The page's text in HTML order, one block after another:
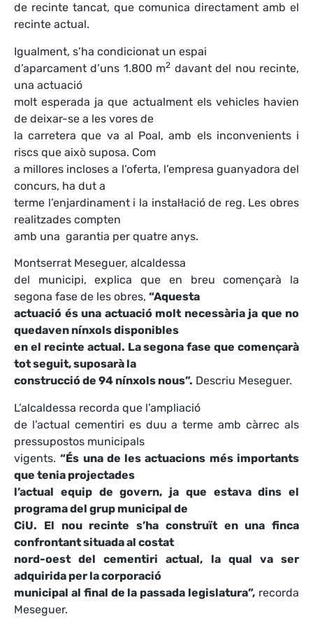
de recinte tancat, que comunica directament amb el
recinte actual.
Igualment, s’ha condicionat un espai
d’aparcament d’uns 1.800 m2 davant del nou recinte,
una actuació
molt esperada ja que actualment els vehicles havien
de deixar-se a les vores de
la carretera que va al Poal, amb els inconvenients i
riscs que això suposa. Com
a millores incloses a l’oferta, l’empresa guanyadora del
concurs, ha dut a
terme l’enjardinament i la instal·lació de reg. Les obres
realitzades compten
amb una garantia per quatre anys.
Montserrat Meseguer, alcaldessa
del municipi, explica que en breu començarà la
segona fase de les obres, “Aquesta
actuació és una actuació molt necessària ja que no
quedaven nínxols disponibles
en el recinte actual. La segona fase que començarà
tot seguit, suposarà la
construcció de 94 nínxols nous”. Descriu Meseguer.
L’alcaldessa recorda que l’ampliació
de l’actual cementiri es duu a terme amb càrrec als
pressupostos municipals
vigents.“És una de les actuacions més importants
que tenia projectades
l’actual equip de govern, ja que estava dins el
programa del grup municipal de
CiU. El nou recinte s’ha construït en una finca
confrontant situada al costat
nord-oest del cementiri actual, la qual va ser
adquirida per la corporació
municipal al final de la passada legislatura”, recorda
Meseguer.